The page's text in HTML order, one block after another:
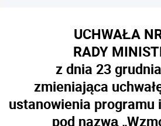
UCHWAŁA
RADY
z dnia 23
zmieniająca
ustanowienia programu
pod nazwą